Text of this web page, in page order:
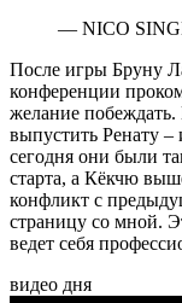
— NICO
После игры Бруну
конференции
желание
выпустить Ренату
сегодня они были
старта, а Кёкчю
конфликт с
страницу со мной.
ведет себя
видео дня